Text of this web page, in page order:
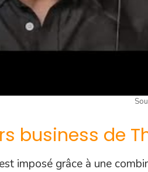
business de
imposé grâce à une